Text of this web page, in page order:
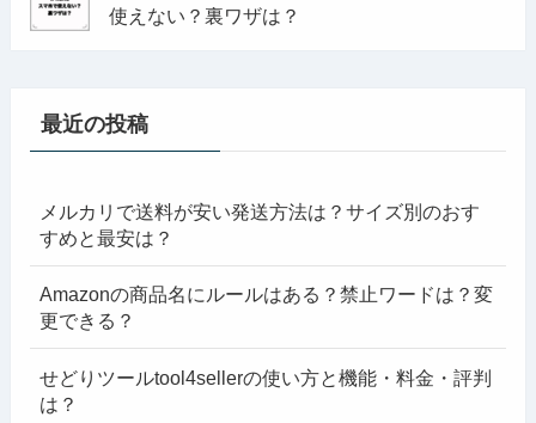
使えない？裏ワザは？
最近の投稿
メルカリで送料が安い発送方法は？サイズ別のおす
すめと最安は？
Amazonの商品名にルールはある？禁止ワードは？変
更できる？
せどりツールtool4sellerの使い方と機能・料金・評判
は？